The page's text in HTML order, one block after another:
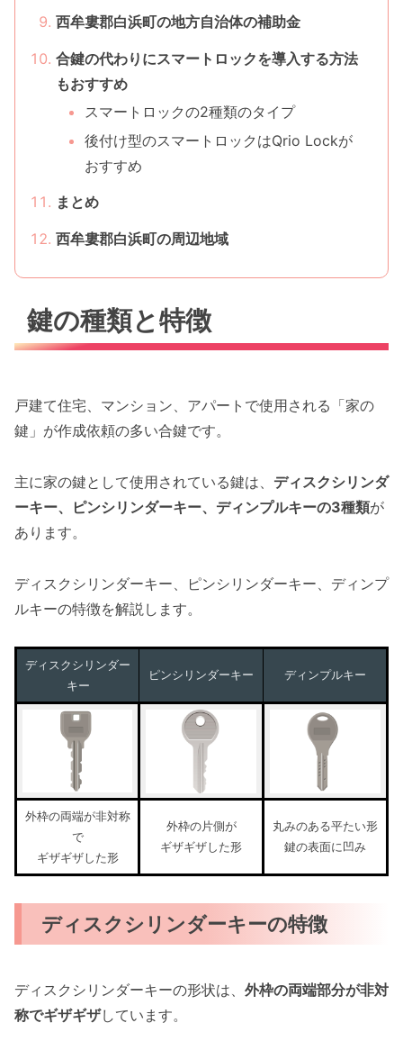
西牟婁郡白浜町の地方自治体の補助金
合鍵の代わりにスマートロックを導入する方法
もおすすめ
スマートロックの2種類のタイプ
後付け型のスマートロックはQrio Lockが
おすすめ
まとめ
西牟婁郡白浜町の周辺地域
鍵の種類と特徴
戸建て住宅、マンション、アパートで使用される「家の
鍵」が作成依頼の多い合鍵です。
主に家の鍵として使用されている鍵は、 ディスクシリンダ
ーキー、ピンシリンダーキー、ディンプルキーの3種類が
あります。
ディスクシリンダーキー、ピンシリンダーキー、ディンプ
ルキーの特徴を解説します。
ディスクシリンダー
キー
ピンシリンダーキー ディンプルキー
外枠の両端が非対称
で
ギザギザした形
外枠の片側が
ギザギザした形
丸みのある平たい形
鍵の表面に凹み
ディスクシリンダーキーの特徴
ディスクシリンダーキーの形状は、 外枠の両端部分が非対
称でギザギザしています。